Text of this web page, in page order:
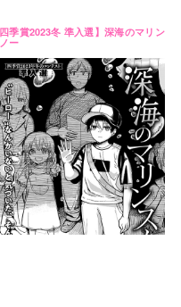
四季賞2023冬 準入選】深海のマリン
ー